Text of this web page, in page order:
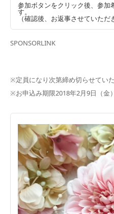
参加ボタンをクリック後、参加
す。
（確認後、お返事させていただ
SPONSORLINK
※定員になり次第締め切らせていた
※お申込み期限2018年2月9日（金）